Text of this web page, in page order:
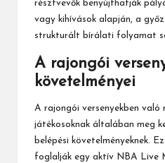
résztvevők benyújthatják
vagy kihívások alapján, a
strukturált bírálati folyamat
A rajongói
követelményei
A rajongói versenyekben való
játékosoknak általában meg
belépési követelményeknek.
foglalják egy aktív NBA Live